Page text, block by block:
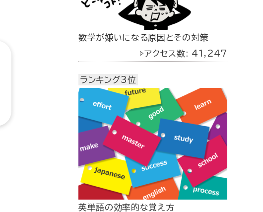
数学が嫌いになる原因とその対策
▷アクセス数: 41,247
ランキング3位
英単語の効率的な覚え方